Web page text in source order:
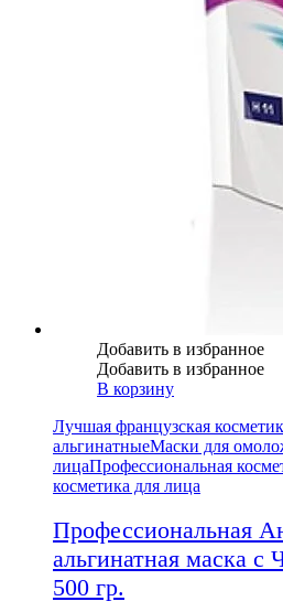
Добавить в избранное
Добавить в избранное
В корзину
Лучшая французская
альгинатныеМаски для
лицаПрофессиональная
косметика для лица
Профессиональная
альгинатная маска с
500 гр.